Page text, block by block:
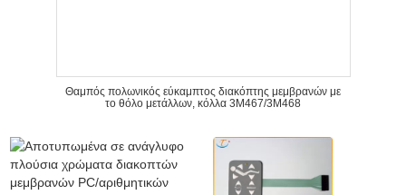
Θαμπός πολωνικός εύκαμπτος διακόπτης μεμβρανών με
το θόλο μετάλλων, κόλλα 3M467/3M468